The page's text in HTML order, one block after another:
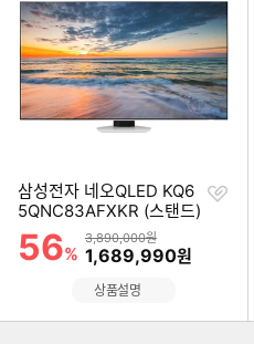
삼성전자 네오QLED KQ6
5QNC83AFXKR (스탠드)
할인률
56%
상품금액
3,890,000원
할인금액
1,689,990원
찜
상품설명